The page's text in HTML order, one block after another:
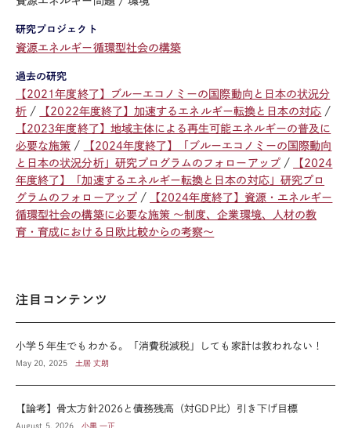
研究プロジェクト
資源エネルギー循環型社会の構築
過去の研究
【2021年度終了】ブルーエコノミーの国際動向と日本の状況分
析
【2022年度終了】加速するエネルギー転換と日本の対応
【2023年度終了】地域主体による再生可能エネルギーの普及に
必要な施策
【2024年度終了】「ブルーエコノミーの国際動向
と日本の状況分析」研究プログラムのフォローアップ
【2024
年度終了】「加速するエネルギー転換と日本の対応」研究プロ
グラムのフォローアップ
【2024年度終了】資源・エネルギー
循環型社会の構築に必要な施策 ～制度、企業環境、人材の教
育・育成における日欧比較からの考察～
注目コンテンツ
小学５年生でもわかる。「消費税減税」しても家計は救われない！
May 20, 2025 土居 丈朗
【論考】骨太方針2026と債務残高（対GDP比）引き下げ目標
August 5, 2026 小黒 一正